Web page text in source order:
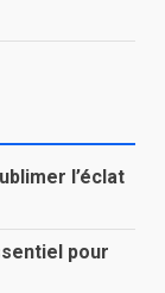
l’éclat
pour